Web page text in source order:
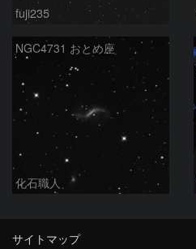
fuji235
NGC4731 おとめ座
化石職人
サイトマップ